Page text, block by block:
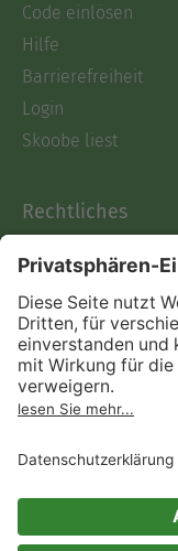
Code einlösen
Hilfe
Barrierefreiheit
Login
Skoobe liest
Rechtliches
AGB
Informationen
Act
Verträge hier
Impressum